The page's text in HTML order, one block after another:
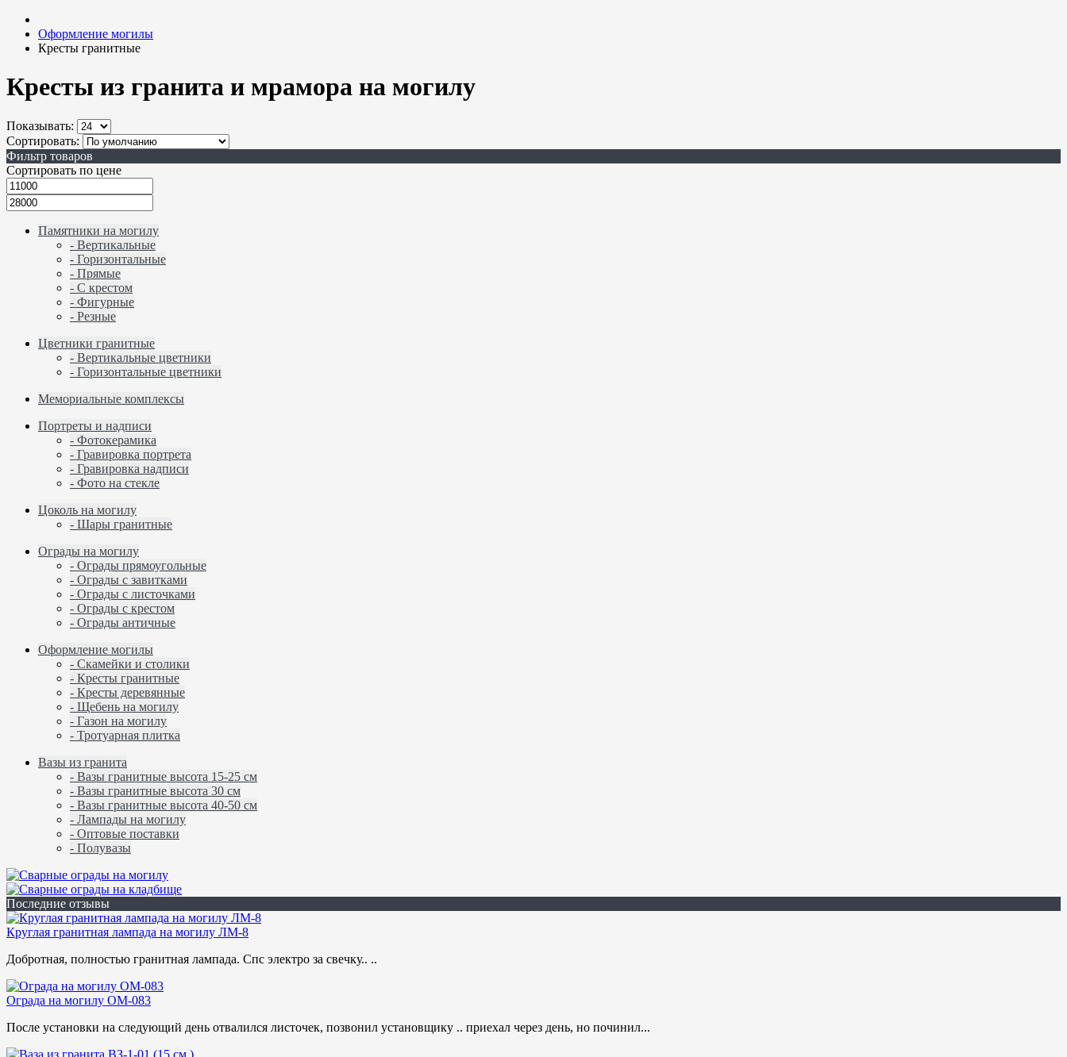
Оформление могилы
Кресты гранитные
Кресты из гранита и мрамора на могилу
Показывать:
Сортировать:
Фильтр товаров
Сортировать по цене
Памятники на могилу
- Вертикальные
- Горизонтальные
- Прямые
- С крестом
- Фигурные
- Резные
Цветники гранитные
- Вертикальные цветники
- Горизонтальные цветники
Мемориальные комплексы
Портреты и надписи
- Фотокерамика
- Гравировка портрета
- Гравировка надписи
- Фото на стекле
Цоколь на могилу
- Шары гранитные
Ограды на могилу
- Ограды прямоугольные
- Ограды с завитками
- Ограды с листочками
- Ограды с крестом
- Ограды античные
Оформление могилы
- Скамейки и столики
- Кресты гранитные
- Кресты деревянные
- Щебень на могилу
- Газон на могилу
- Тротуарная плитка
Вазы из гранита
- Вазы гранитные высота 15-25 см
- Вазы гранитные высота 30 см
- Вазы гранитные высота 40-50 см
- Лампады на могилу
- Оптовые поставки
- Полувазы
Последние отзывы
Круглая гранитная лампада на могилу ЛМ-8
Добротная, полностью гранитная лампада. Спс электро за свечку.. ..
Ограда на могилу ОМ-083
После установки на следующий день отвалился листочек, позвонил установщику .. приехал через день, но починил...